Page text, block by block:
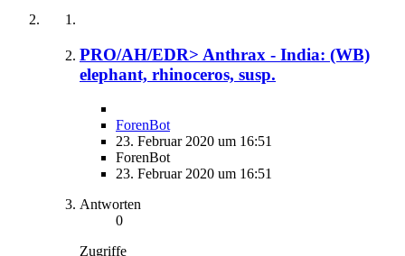
PRO/AH/EDR> Anthrax - India: (WB)
elephant, rhinoceros, susp.
ForenBot
23. Februar 2020 um 16:51
ForenBot
23. Februar 2020 um 16:51
Antworten
0
Zugriffe